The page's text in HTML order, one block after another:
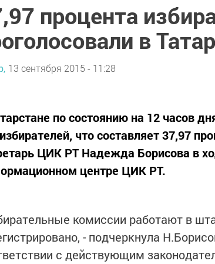
процента
в
13 сентября 2015 - 11:28
по состоянию на 12 часов
что составляет 37,97
ЦИК РТ Надежда Борисова в
центре ЦИК РТ.
комиссии работают в
- подчеркнула
с действующим